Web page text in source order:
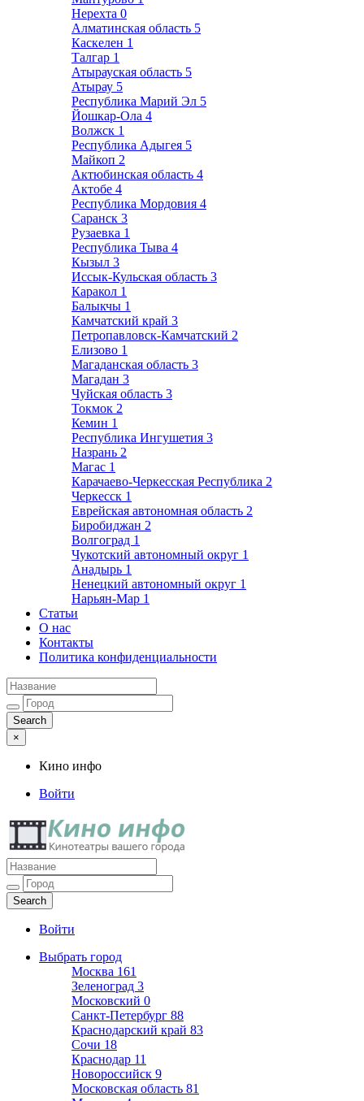
Нерехта 0
Алматинская область 5
Каскелен 1
Талгар 1
Атырауская область 5
Атырау 5
Республика Марий Эл 5
Йошкар-Ола 4
Волжск 1
Республика Адыгея 5
Майкоп 2
Актюбинская область 4
Актобе 4
Республика Мордовия 4
Саранск 3
Рузаевка 1
Республика Тыва 4
Кызыл 3
Иссык-Кульская область 3
Каракол 1
Балыкчы 1
Камчатский край 3
Петропавловск-Камчатский 2
Елизово 1
Магаданская область 3
Магадан 3
Чуйская область 3
Токмок 2
Кемин 1
Республика Ингушетия 3
Назрань 2
Магас 1
Карачаево-Черкесская Республика 2
Черкесск 1
Еврейская автономная область 2
Биробиджан 2
Волгоград 1
Чукотский автономный округ 1
Анадырь 1
Ненецкий автономный округ 1
Нарьян-Мар 1
Статьи
О нас
Контакты
Политика конфиденциальности
×
Кино инфо
Войти
Кино инфо
Кинотеатры вашего города
Войти
Выбрать город
Москва 161
Зеленоград 3
Московский 0
Санкт-Петербург 88
Краснодарский край 83
Сочи 18
Краснодар 11
Новороссийск 9
Московская область 81